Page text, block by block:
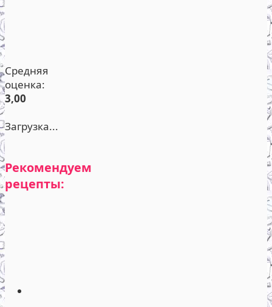
Средняя
оценка:
3,00
Загрузка...
Рекомендуем
рецепты: